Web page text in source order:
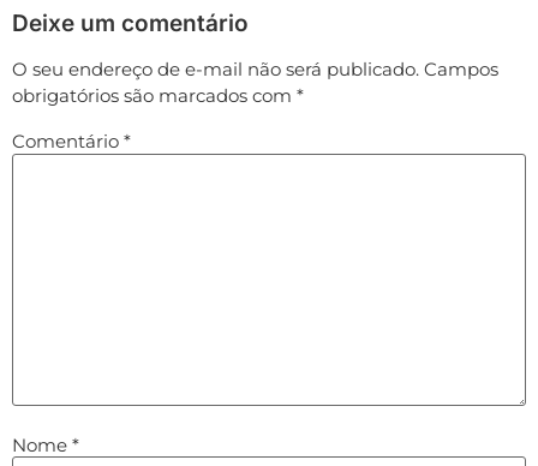
Deixe um comentário
O seu endereço de e-mail não será publicado. Campos
obrigatórios são marcados com *
Comentário *
Nome *